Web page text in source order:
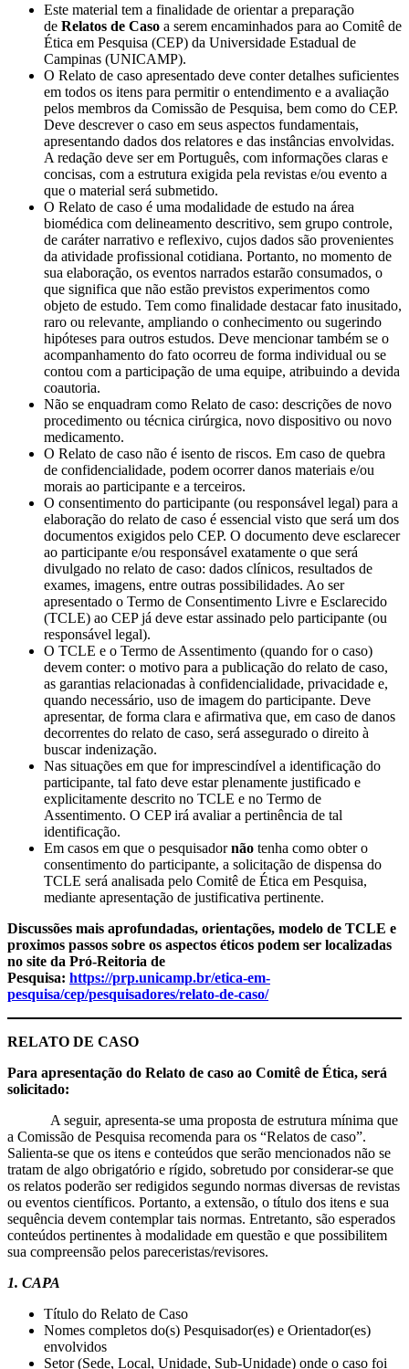
Este material tem a finalidade de orientar a preparação
de Relatos de Caso a serem encaminhados para ao Comitê de
Ética em Pesquisa (CEP) da Universidade Estadual de
Campinas (UNICAMP).
O Relato de caso apresentado deve conter detalhes suficientes
em todos os itens para permitir o entendimento e a avaliação
pelos membros da Comissão de Pesquisa, bem como do CEP.
Deve descrever o caso em seus aspectos fundamentais,
apresentando dados dos relatores e das instâncias envolvidas.
A redação deve ser em Português, com informações claras e
concisas, com a estrutura exigida pela revistas e/ou evento a
que o material será submetido.
O Relato de caso é uma modalidade de estudo na área
biomédica com delineamento descritivo, sem grupo controle,
de caráter narrativo e reflexivo, cujos dados são provenientes
da atividade profissional cotidiana. Portanto, no momento de
sua elaboração, os eventos narrados estarão consumados, o
que significa que não estão previstos experimentos como
objeto de estudo. Tem como finalidade destacar fato inusitado,
raro ou relevante, ampliando o conhecimento ou sugerindo
hipóteses para outros estudos. Deve mencionar também se o
acompanhamento do fato ocorreu de forma individual ou se
contou com a participação de uma equipe, atribuindo a devida
coautoria.
Não se enquadram como Relato de caso: descrições de novo
procedimento ou técnica cirúrgica, novo dispositivo ou novo
medicamento.
O Relato de caso não é isento de riscos. Em caso de quebra
de confidencialidade, podem ocorrer danos materiais e/ou
morais ao participante e a terceiros.
O consentimento do participante (ou responsável legal) para a
elaboração do relato de caso é essencial visto que será um dos
documentos exigidos pelo CEP. O documento deve esclarecer
ao participante e/ou responsável exatamente o que será
divulgado no relato de caso: dados clínicos, resultados de
exames, imagens, entre outras possibilidades. Ao ser
apresentado o Termo de Consentimento Livre e Esclarecido
(TCLE) ao CEP já deve estar assinado pelo participante (ou
responsável legal).
O TCLE e o Termo de Assentimento (quando for o caso)
devem conter: o motivo para a publicação do relato de caso,
as garantias relacionadas à confidencialidade, privacidade e,
quando necessário, uso de imagem do participante. Deve
apresentar, de forma clara e afirmativa que, em caso de danos
decorrentes do relato de caso, será assegurado o direito à
buscar indenização.
Nas situações em que for imprescindível a identificação do
participante, tal fato deve estar plenamente justificado e
explicitamente descrito no TCLE e no Termo de
Assentimento. O CEP irá avaliar a pertinência de tal
identificação.
Em casos em que o pesquisadornão tenha como obter o
consentimento do participante, a solicitação de dispensa do
TCLE será analisada pelo Comitê de Ética em Pesquisa,
mediante apresentação de justificativa pertinente.
Discussões mais aprofundadas, orientações, modelo de TCLE e
proximos passos sobre os aspectos éticos podem ser localizadas
no site da Pró-Reitoria de
Pesquisa: https://prp.unicamp.br/etica-em-
pesquisa/cep/pesquisadores/relato-de-caso/
RELATO DE CASO
Para apresentação do Relato de caso ao Comitê de Ética, será
solicitado:
A seguir, apresenta-se uma proposta de estrutura mínima que
a Comissão de Pesquisa recomenda para os “Relatos de caso”.
Salienta-se que os itens e conteúdos que serão mencionados não se
tratam de algo obrigatório e rígido, sobretudo por considerar-se que
os relatos poderão ser redigidos segundo normas diversas de revistas
ou eventos científicos. Portanto, a extensão, o título dos itens e sua
sequência devem contemplar tais normas. Entretanto, são esperados
conteúdos pertinentes à modalidade em questão e que possibilitem
sua compreensão pelos pareceristas/revisores.
1. CAPA
Título do Relato de Caso
Nomes completos do(s) Pesquisador(es) e Orientador(es)
envolvidos
Setor (Sede, Local, Unidade, Sub-Unidade) onde o caso foi